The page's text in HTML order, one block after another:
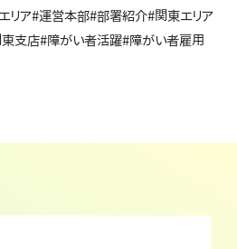
リア#運営本部#部署紹介#関東エリア
支店#障がい者活躍#障がい者雇用